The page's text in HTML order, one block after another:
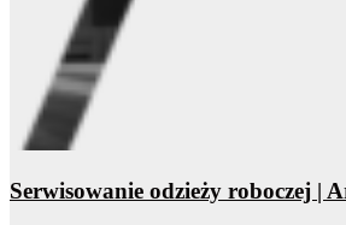
Serwisowanie odzieży roboczej |